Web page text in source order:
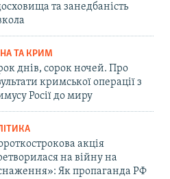
та занедбаність
ТА КРИМ
днів, сорок ночей. Про
кримської операції з
Росії до миру
акція
на війну на
Як пропаганда РФ